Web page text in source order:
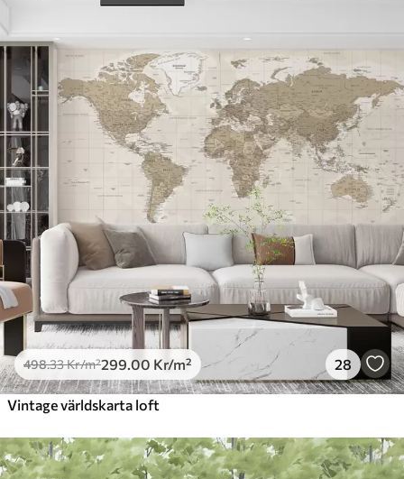
498.33Kr/m²299 .00 Kr/m² 28
Vintage världskarta loft